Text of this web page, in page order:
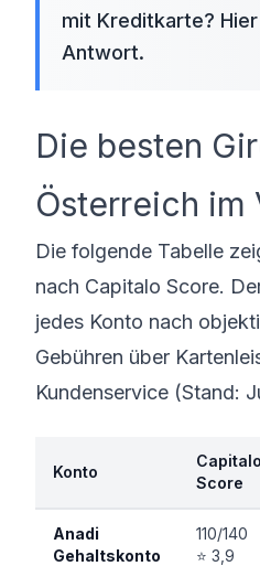
mit Kreditkarte?
Antwort.
Die besten
Österreich im
Die folgende Tabelle
nach Capitalo Score.
jedes Konto nach
Gebühren über
Kundenservice (Stand:
Konto
Capitalo
Score
Anadi
Gehaltskonto
110/140
⭐ 3,9